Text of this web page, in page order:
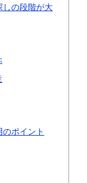
しの段階が大
ポイント